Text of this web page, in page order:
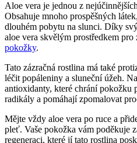
Aloe vera ⁤je jednou ⁢z
Obsahuje mnoho⁢ prospěšných
dlouhém ‍pobytu na slunci.‌ Díky
aloe vera skvělým prostředkem pro
pokožky.
Tato⁣ zázračná rostlina má také
léčit ⁢popáleniny a sluneční úžeh.
antioxidanty, které ⁤chrání
radikály a pomáhají zpomalovat
Mějte vždy⁤ aloe vera po ruce​ a⁣
pleť. Vaše pokožka vám poděkuje
regeneraci, které ⁢jí ​tato rostlina